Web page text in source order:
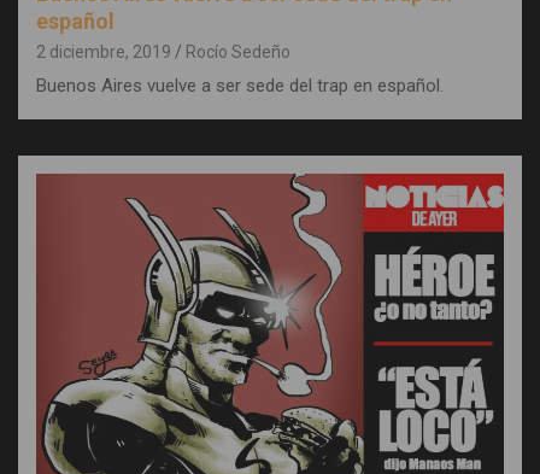
español
2 diciembre, 2019 Rocío Sedeño
Buenos Aires vuelve a ser sede del trap en español.